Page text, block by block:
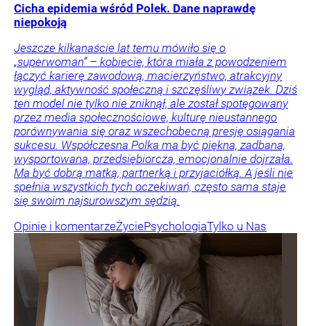
Cicha epidemia wśród Polek. Dane naprawdę
niepokoją
Jeszcze kilkanaście lat temu mówiło się o
„superwoman” – kobiecie, która miała z powodzeniem
łączyć karierę zawodową, macierzyństwo, atrakcyjny
wygląd, aktywność społeczną i szczęśliwy związek. Dziś
ten model nie tylko nie zniknął, ale został spotęgowany
przez media społecznościowe, kulturę nieustannego
porównywania się oraz wszechobecną presję osiągania
sukcesu. Współczesna Polka ma być piękna, zadbana,
wysportowana, przedsiębiorcza, emocjonalnie dojrzała.
Ma być dobrą matką, partnerką i przyjaciółką. A jeśli nie
spełnia wszystkich tych oczekiwań, często sama staje
się swoim najsurowszym sędzią.
Opinie i komentarzeŻyciePsychologiaTylko u Nas